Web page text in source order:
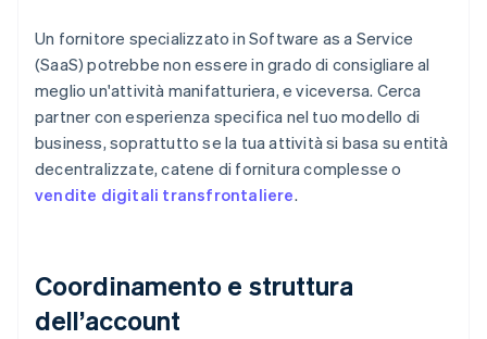
Un fornitore specializzato in Software as a Service
(SaaS) potrebbe non essere in grado di consigliare al
meglio un'attività manifatturiera, e viceversa. Cerca
partner con esperienza specifica nel tuo modello di
business, soprattutto se la tua attività si basa su entità
decentralizzate, catene di fornitura complesse o
vendite digitali transfrontaliere.
Coordinamento e struttura
dell’account